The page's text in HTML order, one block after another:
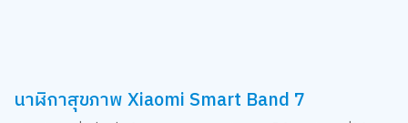
สำหรับคนที่เพิ่งเริ่มต้นดูแลสุขภาพ หรืออยากได้ Gadget ที่ใช้งาน